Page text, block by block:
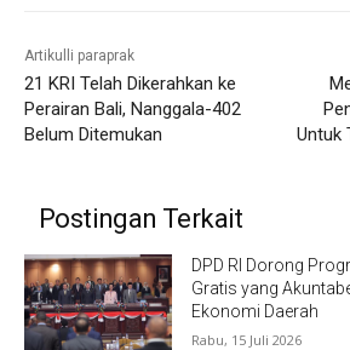
Artikulli paraprak
21 KRI Telah Dikerahkan ke
Perairan Bali, Nanggala-402
Belum Ditemukan
Untuk
Postingan Terkait
DPD RI Dorong
Gratis yang
Ekonomi Daerah
Rabu, 15 Juli 2026